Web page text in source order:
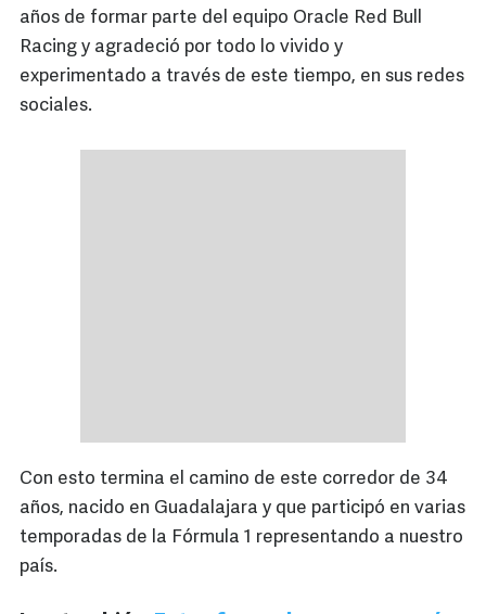
años de formar parte del equipo Oracle Red Bull
Racing y agradeció por todo lo vivido y
experimentado a través de este tiempo, en sus redes
sociales.
Con esto termina el camino de este corredor de 34
años, nacido en Guadalajara y que participó en varias
temporadas de la Fórmula 1 representando a nuestro
país.